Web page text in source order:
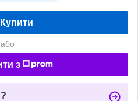
Купити
або
з